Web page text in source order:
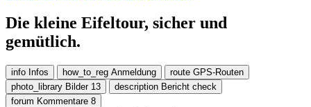
Die kleine Eifeltour, sicher und
gemütlich.
info Infos how_to_reg Anmeldung route GPS-Routen
photo_library Bilder 13 description Bericht check
forum Kommentare 8